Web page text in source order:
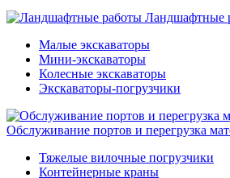
Ландшафтные
Малые экскаваторы
Мини-экскаваторы
Колесные экскаваторы
Экскаваторы-погрузчики
Обслуживание портов и перегрузка
Тяжелые вилочные погрузчики
Контейнерные краны